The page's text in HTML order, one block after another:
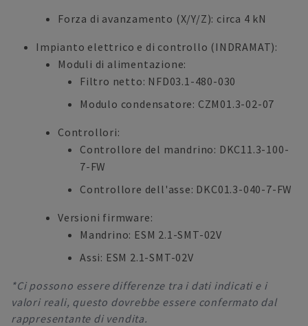
Forza di avanzamento (X/Y/Z): circa 4 kN
Impianto elettrico e di controllo (INDRAMAT):
Moduli di alimentazione:
Filtro netto: NFD03.1-480-030
Modulo condensatore: CZM01.3-02-07
Controllori:
Controllore del mandrino: DKC11.3-100-
7-FW
Controllore dell'asse: DKC01.3-040-7-FW
Versioni firmware:
Mandrino: ESM 2.1-SMT-02V
Assi: ESM 2.1-SMT-02V
*Ci possono essere differenze tra i dati indicati e i
valori reali, questo dovrebbe essere confermato dal
rappresentante di vendita.